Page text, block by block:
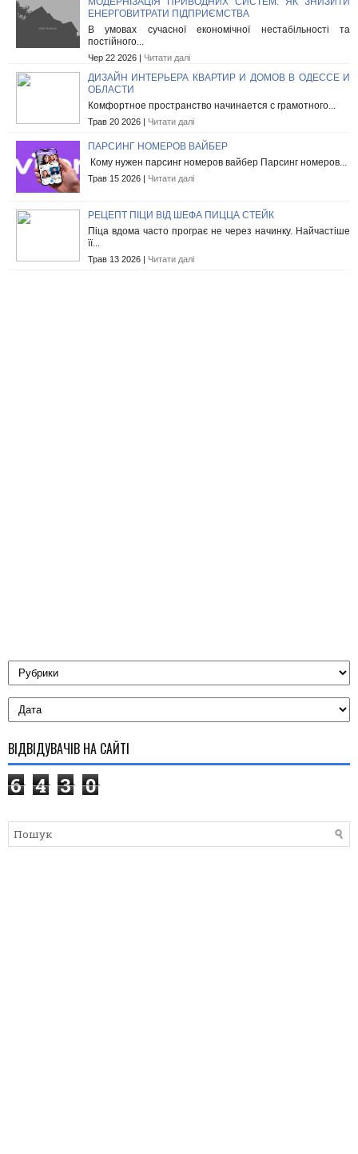
ЕНЕРГОВИТРАТИ ПІДПРИЄМСТВА
В умовах сучасної економічної нестабільності та
постійного...
Чер 22 2026 | Читати далі
ДИЗАЙН ИНТЕРЬЕРА КВАРТИР И ДОМОВ В ОДЕССЕ И
ОБЛАСТИ
Комфортное пространство начинается с грамотного...
Трав 20 2026 | Читати далі
ПАРСИНГ НОМЕРОВ ВАЙБЕР
Кому нужен парсинг номеров вайбер Парсинг номеров...
Трав 15 2026 | Читати далі
РЕЦЕПТ ПІЦИ ВІД ШЕФА ПИЦЦА СТЕЙК
Піца вдома часто програє не через начинку. Найчастіше
її...
Трав 13 2026 | Читати далі
ВІДВІДУВАЧІВ НА САЙТІ
6 4 3 0